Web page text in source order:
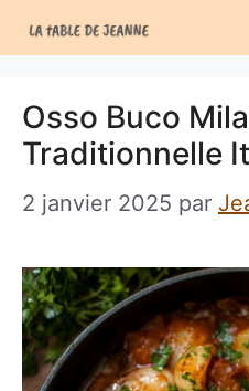
au
Osso Buco
Traditionnelle
2 janvier 2025 par